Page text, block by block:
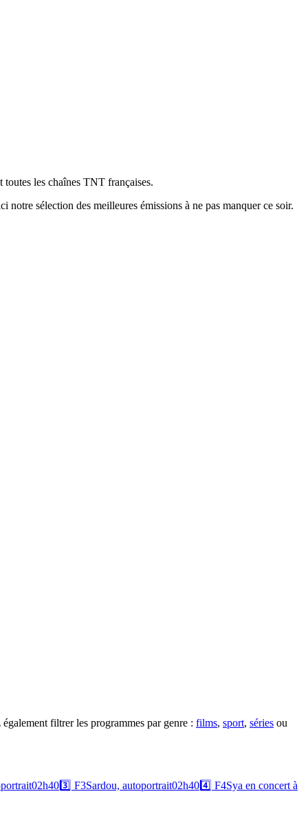
les chaînes TNT françaises.
sélection des meilleures émissions à ne pas manquer ce soir.
filtrer les programmes par genre : films, sport, séries ou
02h403️⃣ F3Sardou, autoportrait02h404️⃣ F4Sya en concert à